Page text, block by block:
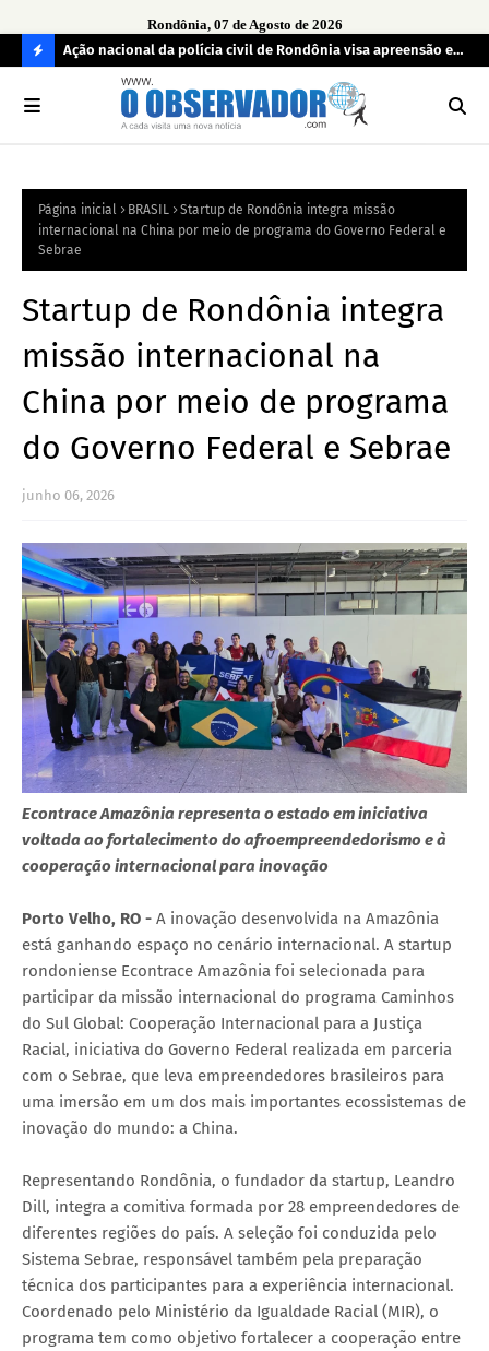
Rondônia, 07 de Agosto de 2026
O
R
A
ao
Ação nacional da polícia civil de Rondônia visa apreensão e
devolução de celulares roubados
Página inicial BRASIL
Startup de Rondônia integra missão
internacional na China por meio de programa do Governo Federal e
Sebrae
Startup de Rondônia integra
missão internacional na
China por meio de programa
do Governo Federal e Sebrae
junho 06, 2026
Econtrace Amazônia representa o estado em iniciativa
voltada ao fortalecimento do afroempreendedorismo e à
cooperação internacional para inovação
Porto Velho, RO - A inovação desenvolvida na Amazônia
está ganhando espaço no cenário internacional. A startup
rondoniense Econtrace Amazônia foi selecionada para
participar da missão internacional do programa Caminhos
do Sul Global: Cooperação Internacional para a Justiça
Racial, iniciativa do Governo Federal realizada em parceria
com o Sebrae, que leva empreendedores brasileiros para
uma imersão em um dos mais importantes ecossistemas de
inovação do mundo: a China.
Representando Rondônia, o fundador da startup, Leandro
Dill, integra a comitiva formada por 28 empreendedores de
diferentes regiões do país. A seleção foi conduzida pelo
Sistema Sebrae, responsável também pela preparação
técnica dos participantes para a experiência internacional.
Coordenado pelo Ministério da Igualdade Racial (MIR), o
programa tem como objetivo fortalecer a cooperação entre